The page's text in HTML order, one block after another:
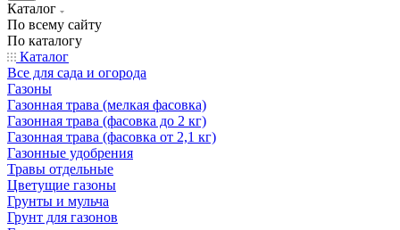
Каталог
По всему сайту
По каталогу
Каталог
Все для сада и огорода
Газоны
Газонная трава (мелкая фасовка)
Газонная трава (фасовка до 2 кг)
Газонная трава (фасовка от 2,1 кг)
Газонные удобрения
Травы отдельные
Цветущие газоны
Грунты и мульча
Грунт для газонов